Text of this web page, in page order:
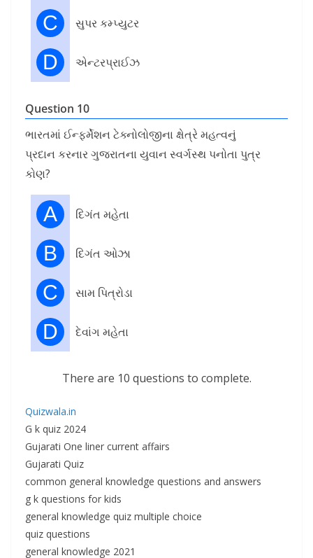
C સુપર કમ્પ્યુટર
D એન્ટરપ્રાઈઝ
Question 10
ભારતમાં ઈન્ફર્મેશન ટેક્નોલોજીના ક્ષેત્રે મહત્વનું
પ્રદાન કરનાર ગુજરાતના યુવાન સ્વર્ગસ્થ પનોતા પુત્ર
કોણ?
A દિગંત મહેતા
B દિગંત ઓઝા
C સામ પિત્રોડા
D દેવાંગ મહેતા
There are 10 questions to complete.
Quizwala.in
G k quiz 2024
Gujarati One liner current affairs
Gujarati Quiz
common general knowledge questions and answers
g k questions for kids
general knowledge quiz multiple choice
quiz questions
general knowledge 2021